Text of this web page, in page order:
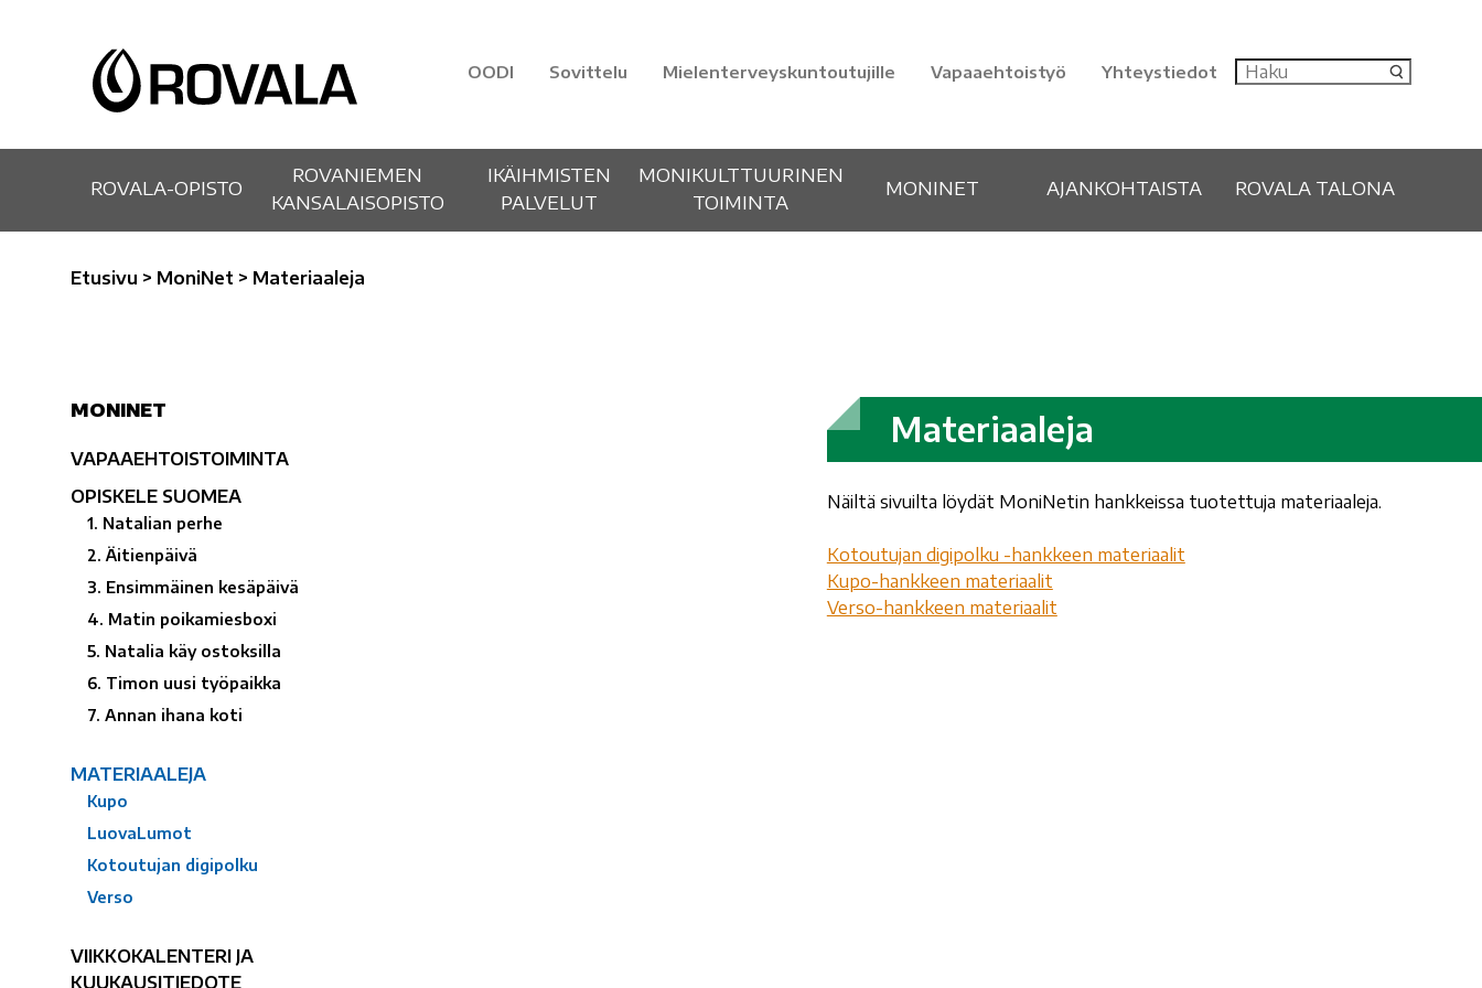
OODI Sovittelu Mielenterveyskuntoutujille Vapaaehtoistyö Yhteystiedot
ROVALA-OPISTO
ROVANIEMEN
KANSALAISOPISTO
IKÄIHMISTEN
PALVELUT
MONIKULTTUURINEN
TOIMINTA
MONINET AJANKOHTAISTA ROVALA TALONA
Etusivu > MoniNet > Materiaaleja
MONINET
VAPAAEHTOISTOIMINTA
OPISKELE SUOMEA
1. Natalian perhe
2. Äitienpäivä
3. Ensimmäinen kesäpäivä
4. Matin poikamiesboxi
5. Natalia käy ostoksilla
6. Timon uusi työpaikka
7. Annan ihana koti
MATERIAALEJA
Kupo
LuovaLumot
Kotoutujan digipolku
Verso
VIIKKOKALENTERI JA
KUUKAUSITIEDOTE
Materiaaleja
Näiltä sivuilta löydät MoniNetin hankkeissa tuotettuja materiaaleja.
Kotoutujan digipolku -hankkeen materiaalit
Kupo-hankkeen materiaalit
Verso-hankkeen materiaalit